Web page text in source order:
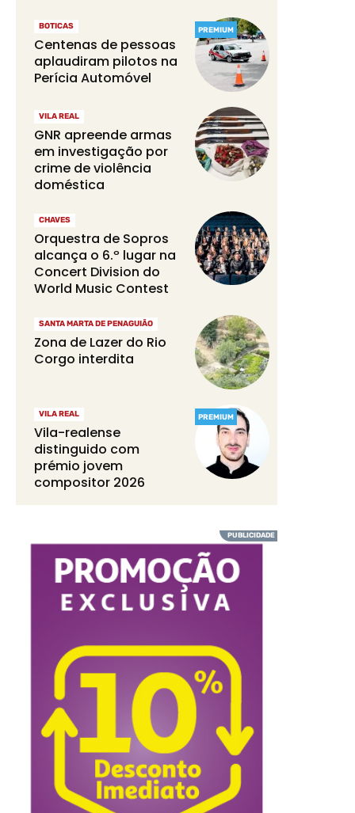
PREMIUM
BOTICAS
Centenas de pessoas
aplaudiram pilotos na
Perícia Automóvel
VILA REAL
GNR apreende armas
em investigação por
crime de violência
doméstica
CHAVES
Orquestra de Sopros
alcança o 6.º lugar na
Concert Division do
World Music Contest
SANTA MARTA DE PENAGUIÃO
Zona de Lazer do Rio
Corgo interdita
PREMIUM
VILA REAL
Vila-realense
distinguido com
prémio jovem
compositor 2026